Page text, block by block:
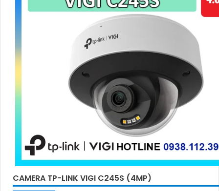
CAMERA TP-LINK VIGI C245S (4MP)